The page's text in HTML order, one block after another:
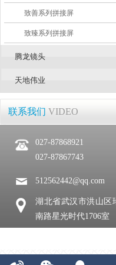
致善系列拼接屏
致臻系列拼接屏
腾龙镜头
天地伟业
联系我们 VIDEO
027-
027-87867743
512562442@qq.com
湖北省武汉市洪山区
南路星光时代1706室